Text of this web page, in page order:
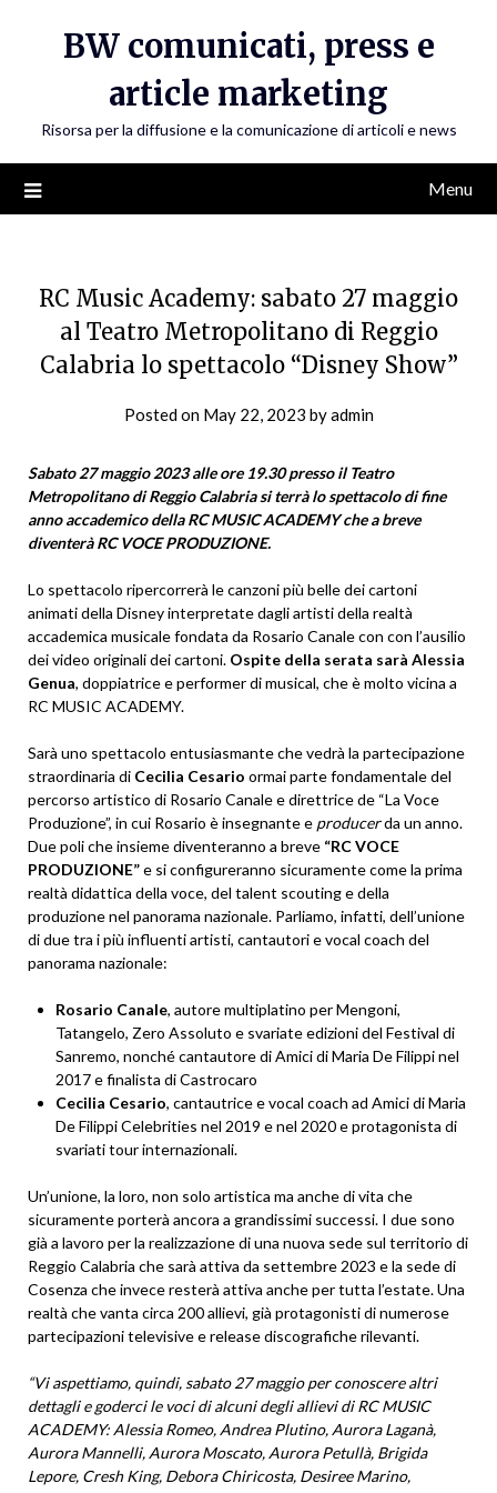
BW comunicati, press e
article marketing
Risorsa per la diffusione e la comunicazione di articoli e news
Menu
RC Music Academy: sabato 27 maggio
al Teatro Metropolitano di Reggio
Calabria lo spettacolo “Disney Show”
Posted on May 22, 2023 byadmin
Sabato 27 maggio 2023 alle ore 19.30 presso il Teatro
Metropolitano di Reggio Calabria si terrà lo spettacolo di fine
anno accademico della RC MUSIC ACADEMY che a breve
diventerà RC VOCE PRODUZIONE.
Lo spettacolo ripercorrerà le canzoni più belle dei cartoni
animati della Disney interpretate dagli artisti della realtà
accademica musicale fondata da Rosario Canale con con l’ausilio
dei video originali dei cartoni. Ospite della serata sarà Alessia
Genua, doppiatrice e performer di musical, che è molto vicina a
RC MUSIC ACADEMY.
Sarà uno spettacolo entusiasmante che vedrà la partecipazione
straordinaria di Cecilia Cesario ormai parte fondamentale del
percorso artistico di Rosario Canale e direttrice de “La Voce
Produzione”, in cui Rosario è insegnante e producerda un anno.
Due poli che insieme diventeranno a breve “RC VOCE
PRODUZIONE”e si configureranno sicuramente come la prima
realtà didattica della voce, del talent scouting e della
produzione nel panorama nazionale. Parliamo, infatti, dell’unione
di due tra i più influenti artisti, cantautori e vocal coach del
panorama nazionale:
Rosario Canale, autore multiplatino per Mengoni,
Tatangelo, Zero Assoluto e svariate edizioni del Festival di
Sanremo, nonché cantautore di Amici di Maria De Filippi nel
2017 e finalista di Castrocaro
Cecilia Cesario, cantautrice e vocal coach ad Amici di Maria
De Filippi Celebrities nel 2019 e nel 2020 e protagonista di
svariati tour internazionali.
Un’unione, la loro, non solo artistica ma anche di vita che
sicuramente porterà ancora a grandissimi successi. I due sono
già a lavoro per la realizzazione di una nuova sede sul territorio di
Reggio Calabria che sarà attiva da settembre 2023 e la sede di
Cosenza che invece resterà attiva anche per tutta l’estate. Una
realtà che vanta circa 200 allievi, già protagonisti di numerose
partecipazioni televisive e release discografiche rilevanti.
“Vi aspettiamo, quindi, sabato 27 maggio per conoscere altri
dettagli e goderci le voci di alcuni degli allievi di RC MUSIC
ACADEMY: Alessia Romeo, Andrea Plutino, Aurora Laganà,
Aurora Mannelli, Aurora Moscato, Aurora Petullà, Brigida
Lepore, Cresh King, Debora Chiricosta, Desiree Marino,